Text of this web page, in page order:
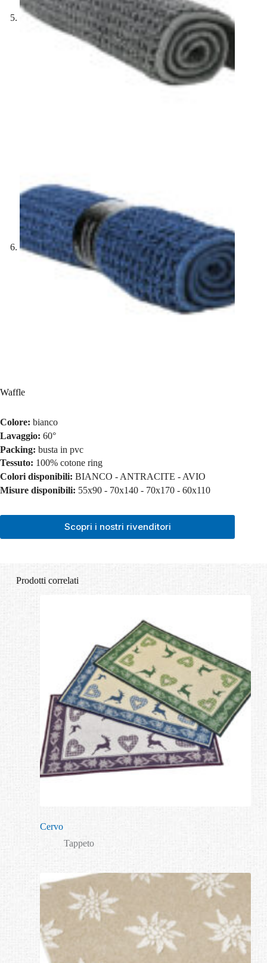
Waffle
Colore: bianco
Lavaggio: 60°
Packing: busta in pvc
Tessuto: 100% cotone ring
Colori disponibili: BIANCO - ANTRACITE - AVIO
Misure disponibili: 55x90 - 70x140 - 70x170 - 60x110
Scopri i nostri rivenditori
Prodotti correlati
Cervo
Tappeto